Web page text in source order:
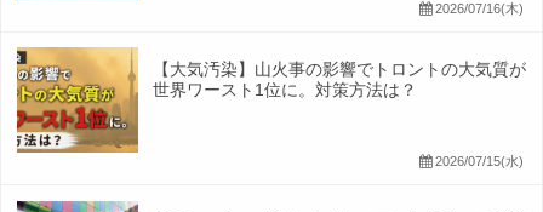
2026/07/16(木)
【大気汚染】山火事の影響でトロントの大気質が
世界ワースト1位に。対策方法は？
2026/07/15(水)